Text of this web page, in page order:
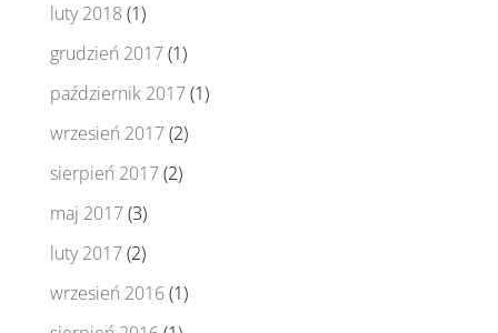
luty 2018 (1)
grudzień 2017(1)
październik 2017(1)
wrzesień 2017(2)
sierpień 2017(2)
maj 2017(3)
luty 2017(2)
wrzesień 2016(1)